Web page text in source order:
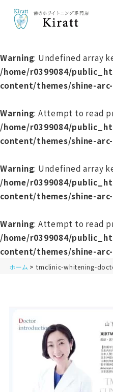
Warning: Undefined array
/home/r0399084/
content/themes/shine-
Warning: Attempt to read
/home/r0399084/
content/themes/shine-
Warning: Undefined array
/home/r0399084/
content/themes/shine-
Warning: Attempt to read
/home/r0399084/
content/themes/shine-
ホーム tmclinic-whitening-